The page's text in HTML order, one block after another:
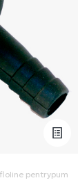
pentrypump